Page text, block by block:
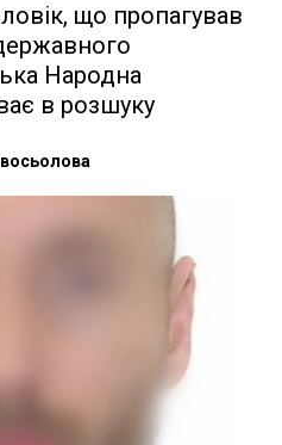
що пропагував
Народна
в розшуку